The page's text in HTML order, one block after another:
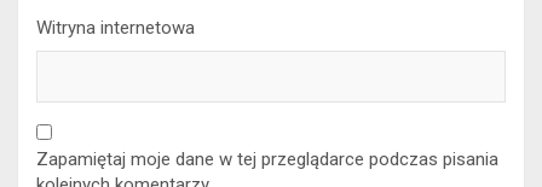
Witryna internetowa
Zapamiętaj moje dane w tej przeglądarce podczas pisania